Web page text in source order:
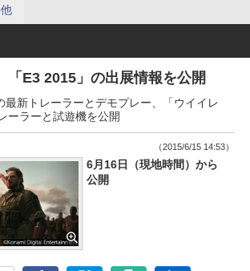
「E3 2015」の出展情報を公開
最新トレーラーとデモプレー、「ウイイレ
ーラーと試遊機を公開
（2015/6/15 14:53）
6月16日（現地時間）から
公開